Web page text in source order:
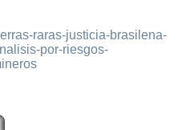
raras-justicia-brasilena-
por-riesgos-